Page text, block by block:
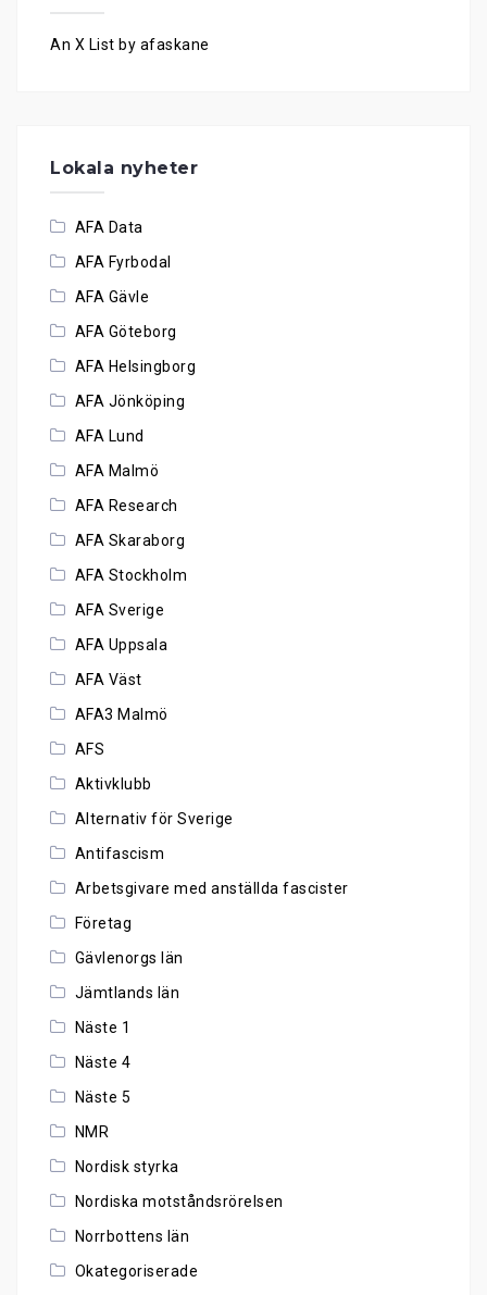
An X List by afaskane
Lokala nyheter
AFA Data
AFA Fyrbodal
AFA Gävle
AFA Göteborg
AFA Helsingborg
AFA Jönköping
AFA Lund
AFA Malmö
AFA Research
AFA Skaraborg
AFA Stockholm
AFA Sverige
AFA Uppsala
AFA Väst
AFA3 Malmö
AFS
Aktivklubb
Alternativ för Sverige
Antifascism
Arbetsgivare med anställda fascister
Företag
Gävlenorgs län
Jämtlands län
Näste 1
Näste 4
Näste 5
NMR
Nordisk styrka
Nordiska motståndsrörelsen
Norrbottens län
Okategoriserade